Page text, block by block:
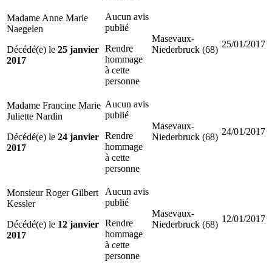
Madame Anne Marie
Naegelen
Décédé(e) le 25 janvier
2017
Aucun avis
publié
Rendre
hommage
à cette
personne
Masevaux-
Niederbruck (68)
25/01/2017
Madame Francine Marie
Juliette Nardin
Décédé(e) le 24 janvier
2017
Aucun avis
publié
Rendre
hommage
à cette
personne
Masevaux-
Niederbruck (68)
24/01/2017
Monsieur Roger Gilbert
Kessler
Décédé(e) le 12 janvier
2017
Aucun avis
publié
Rendre
hommage
à cette
personne
Masevaux-
Niederbruck (68)
12/01/2017